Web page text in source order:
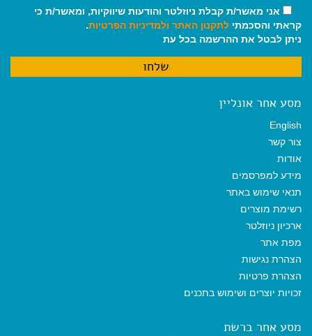
אני מאשר/ת קבלת ניוזלטר והודעות שיווקיות, ומאשר/ת כי
קראתי והסכמתי לתקנון האתר ולמדיניות הפרטיות.
ניתן לבטל את ההרשמה בכל עת
מסע אחר אונליין
English
צור קשר
אודות
מידע למפרסמים
תנאי שימוש באתר
רשימת מוצרים
ארכיון ניוזלטר
מפת אתר
הצהרת נגישות
הצהרת פרטיות
זכויות יוצרים ושימוש בתכנים
מסע אחר ברשת